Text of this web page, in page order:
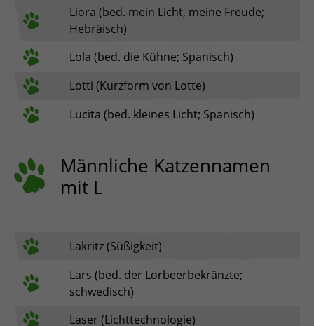
Liora (bed. mein Licht, meine Freude;
Hebräisch)
Lola (bed. die Kühne; Spanisch)
Lotti (Kurzform von Lotte)
Lucita (bed. kleines Licht; Spanisch)
Männliche Katzennamen
mit L
Lakritz (Süßigkeit)
Lars (bed. der Lorbeerbekränzte;
schwedisch)
Laser (Lichttechnologie)